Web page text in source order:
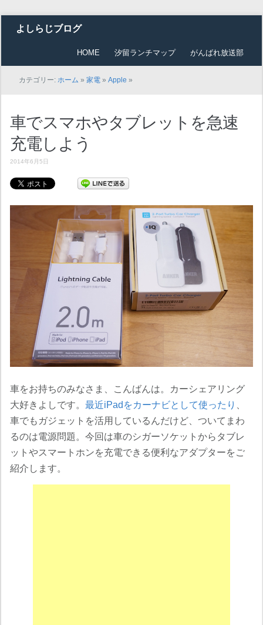
よしらじブログ
HOME 汐留ランチマップ がんばれ放送部
カテゴリー:ホーム »家電 »Apple »
車でスマホやタブレットを急速
充電しよう
2014年6月5日
車をお持ちのみなさま、こんばんは。カーシェアリング
大好きよしです。最近iPadをカーナビとして使ったり
車でもガジェットを活用しているんだけど、ついてまわ
るのは電源問題。今回は車のシガーソケットからタブレ
ットやスマートホンを充電できる便利なアダプターをご
紹介します。